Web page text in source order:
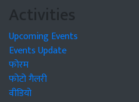
Activities
Upcoming Events
Events Update
फोरम
फोटो गैलरी
वीडियो